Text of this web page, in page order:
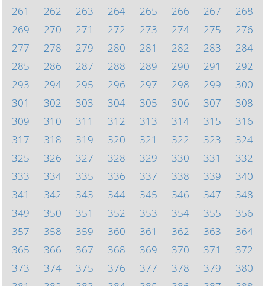
261
262 263 264 265 266 267
268
269
270 271 272 273 274 275
276
277
278 279 280 281 282 283
284
285
286 287 288 289 290 291
292
293
294 295 296 297 298 299
300
301
302 303 304 305 306 307
308
309
310 311 312 313 314 315
316
317
318 319 320 321 322 323
324
325
326 327 328 329 330 331
332
333
334 335 336 337 338 339
340
341
342 343 344 345 346 347
348
349
350 351 352 353 354 355
356
357
358 359 360 361 362 363
364
365
366 367 368 369 370 371
372
373
374 375 376 377 378 379
380